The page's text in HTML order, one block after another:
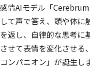
感情AIモデル「
して声で答え、頭や体に
を返し、自律的な思考に
させて表情を変化させる
コンパニオン」が誕生し